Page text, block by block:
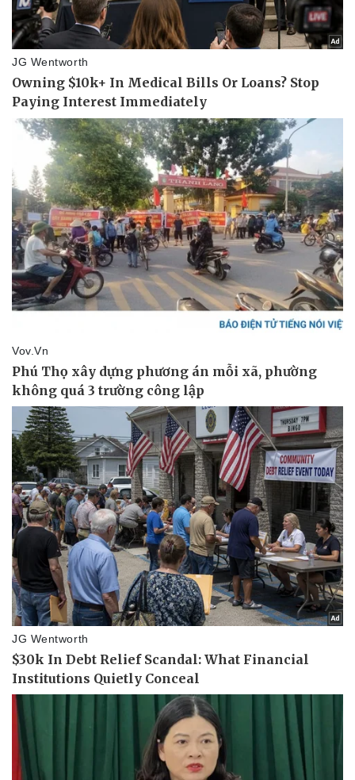
Pháp luật
Vụ án
Quân sự - Quốc phòng
Vũ khí
Việt Nam
Phân tích